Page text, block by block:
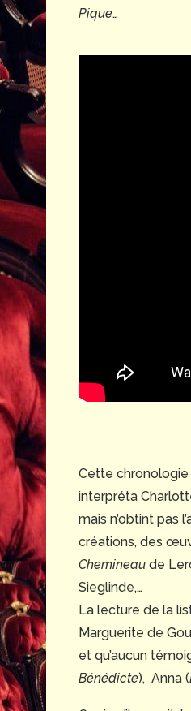
Pique…
Cette chronologie
interpréta
mais n’obtint pas
créations, des
Chemineau de
Sieglinde,…
La lecture de la
Marguerite de
et qu’aucun
Bénédicte), Anna (